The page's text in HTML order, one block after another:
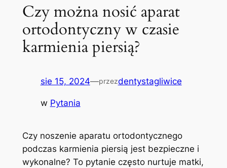
Czy można nosić aparat
ortodontyczny w czasie
karmienia piersią?
sie 15, 2024—przezdentystagliwice
w Pytania
Czy noszenie aparatu ortodontycznego
podczas karmienia piersią​ jest‍ bezpieczne i
wykonalne? To pytanie często nurtuje matki,